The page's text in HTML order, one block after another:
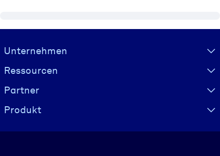
Visually hidden Text
Unternehmen
Ressourcen
Partner
Produkt